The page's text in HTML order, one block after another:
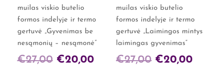
muilas viskio butelio
formos indelyje ir termo
gertuvė „Gyvenimas be
nesąmonių – nesąmonė”
€27,00 €20,00
muilas viskio butelio
formos indelyje ir termo
gertuvė „Laimingos mintys
laimingas gyvenimas”
€27,00 €20,00